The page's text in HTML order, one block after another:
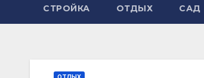
СТРОЙКА ОТДЫХ САД